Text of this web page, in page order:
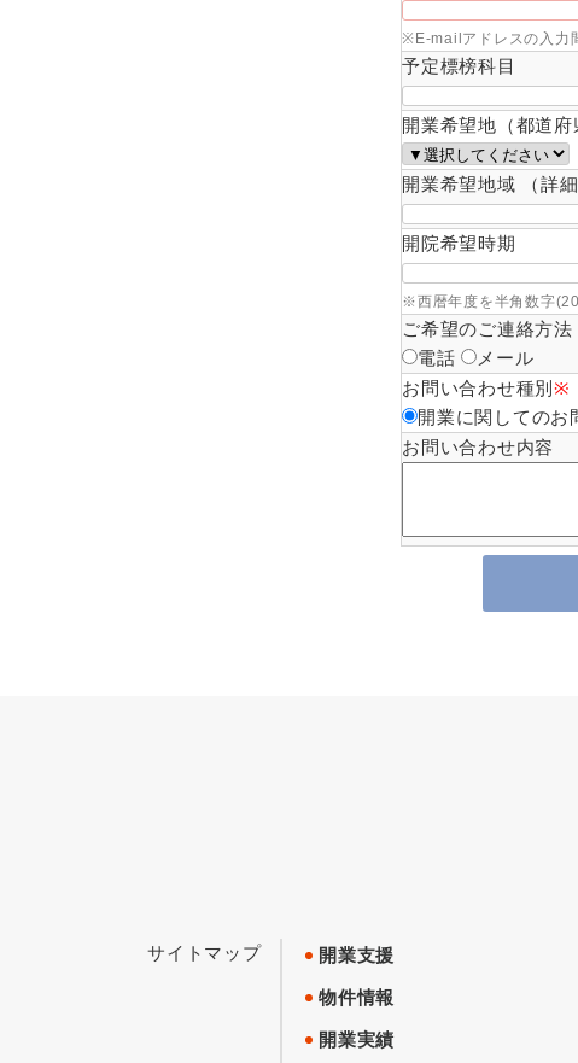
※E-mailアドレスの入力
予定標榜科目
開業希望地（都道府
開業希望地域 （詳細
開院希望時期
※西暦年度を半角数字
ご希望のご連絡方法
電話
メール
お問い合わせ種別※
開業に関してのお
お問い合わせ内容
サイトマップ 開業支援
物件情報
開業実績